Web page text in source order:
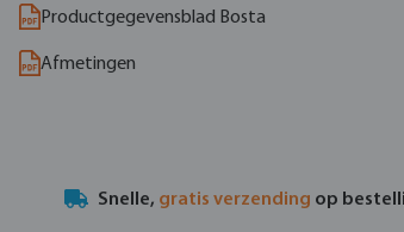
Productgegevensblad Bosta
Afmetingen
Snelle, gratis verzending op